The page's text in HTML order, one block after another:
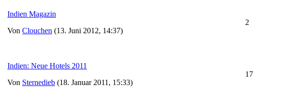
Indien Magazin
Von Clouchen (13. Juni 2012, 14:37)
2
Indien: Neue Hotels 2011
Von Sternedieb (18. Januar 2011, 15:33)
17